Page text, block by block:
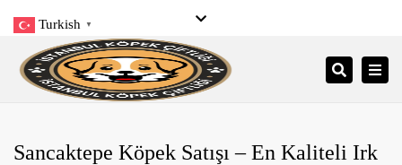
Pzt- Pzr: 9:00 – 21:00
+90 545 206 34 34
info@istanbulkopekciftligi.com
top
bar
Search
Sancaktepe Köpek Satışı – En Kaliteli Irk
Turkish ▼